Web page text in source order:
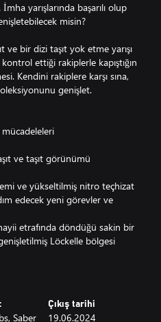
yarışlarında başarılı olup
misin?
bir dizi taşıt yok etme yarışı
ettiği rakiplerle kapıştığın
Kendini rakiplere karşı sına,
genişlet.
ve taşıt görünümü
ve yükseltilmiş nitro teçhizat
edecek yeni görevler ve
etrafında döndüğü sakin bir
Löckelle bölgesi
Saber
Çıkış tarihi
19.06.2024